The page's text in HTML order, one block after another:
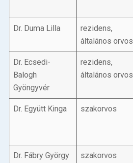
Dr. Duma Lilla
rezidens,
általános orvos
Dr. Ecsedi-
Balogh
Gyöngyvér
rezidens,
általános orvos
Dr. Együtt Kinga szakorvos
Dr. Fábry György szakorvos